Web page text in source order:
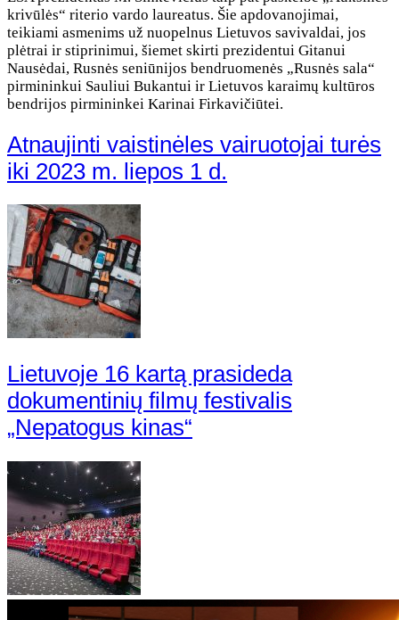
krivūlės“ riterio vardo laureatus. Šie apdovanojimai,
teikiami asmenims už nuopelnus Lietuvos savivaldai, jos
plėtrai ir stiprinimui, šiemet skirti prezidentui Gitanui
Nausėdai, Rusnės seniūnijos bendruomenės „Rusnės sala“
pirmininkui Sauliui Bukantui ir Lietuvos karaimų kultūros
bendrijos pirmininkei Karinai Firkavičiūtei.
Atnaujinti vaistinėles vairuotojai turės
iki 2023 m. liepos 1 d.
Lietuvoje 16 kartą prasideda
dokumentinių filmų festivalis
„Nepatogus kinas“